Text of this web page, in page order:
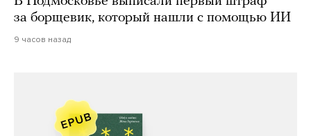
за борщевик, который нашли с помощью ИИ
9 часов назад